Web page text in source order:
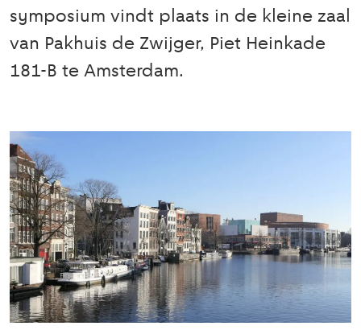
symposium vindt plaats in de kleine zaal
van Pakhuis de Zwijger, Piet Heinkade
181-B te Amsterdam.